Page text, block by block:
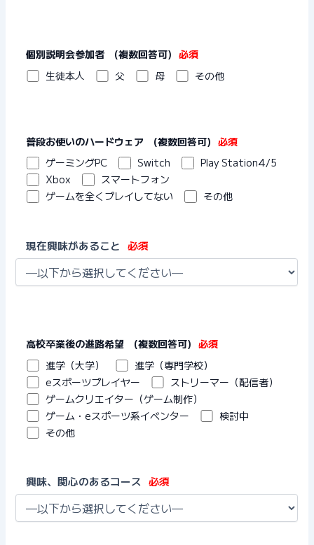
個別説明会参加者 (複数回答可) 必須
生徒本人
父 母 その他
普段お使いのハードウェア (複数回答可) 必須
ゲーミングPC
Switch
Play Station4/5
Xbox
スマートフォン
ゲームを全くプレイしてない
その他
現在興味があること 必須
高校卒業後の進路希望 (複数回答可) 必須
進学（大学）
進学（専門学校）
eスポーツプレイヤー
ストリーマー（配信者）
ゲームクリエイター（ゲーム制作）
ゲーム・eスポーツ系イベンター
検討中
その他
興味、関心のあるコース 必須